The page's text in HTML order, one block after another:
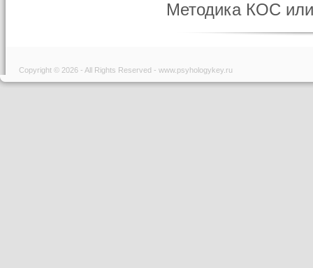
Методика КОС
Copyright © 2026 - All Rights Reserved - www.psyhologykey.ru